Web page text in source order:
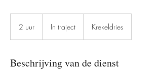
2 uur In traject Krekeldries
Beschrijving van de dienst